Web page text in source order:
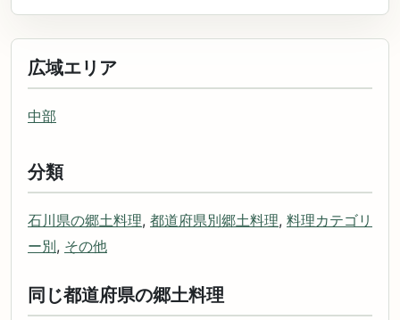
広域エリア
中部
分類
石川県の郷土料理, 都道府県別郷土料理, 料理カテゴリ
ー別, その他
同じ都道府県の郷土料理